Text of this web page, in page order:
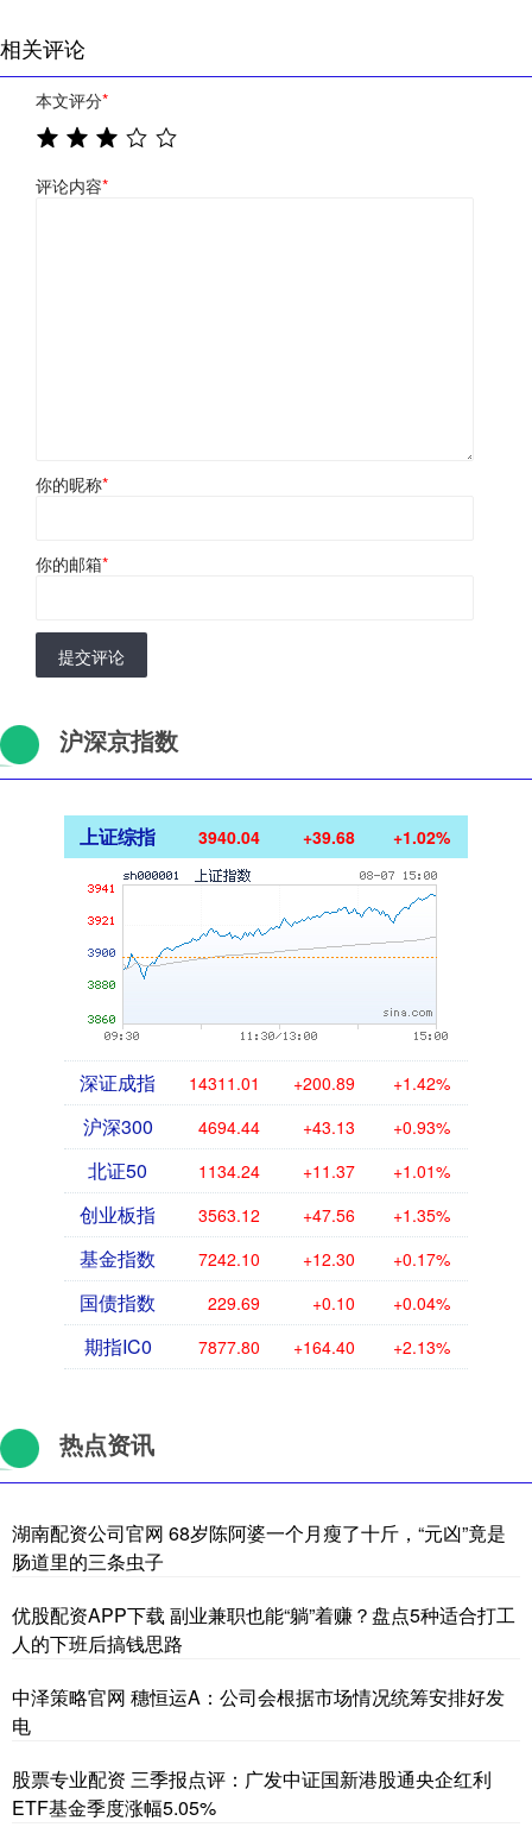
相关评论
本文评分*
评论内容*
你的昵称*
你的邮箱*
提交评论
沪深京指数
上证综指 3940.04 +39.68 +1.02%
深证成指 14311.01 +200.89 +1.42%
沪深300 4694.44 +43.13 +0.93%
北证50 1134.24 +11.37 +1.01%
创业板指 3563.12 +47.56 +1.35%
基金指数 7242.10 +12.30 +0.17%
国债指数 229.69 +0.10 +0.04%
期指IC0 7877.80 +164.40 +2.13%
热点资讯
湖南配资公司官网 68岁陈阿婆一个月瘦了十斤，“元凶”竟是
肠道里的三条虫子
优股配资APP下载 副业兼职也能“躺”着赚？盘点5种适合打工
人的下班后搞钱思路
中泽策略官网 穗恒运A：公司会根据市场情况统筹安排好发
电
股票专业配资 三季报点评：广发中证国新港股通央企红利
ETF基金季度涨幅5.05%